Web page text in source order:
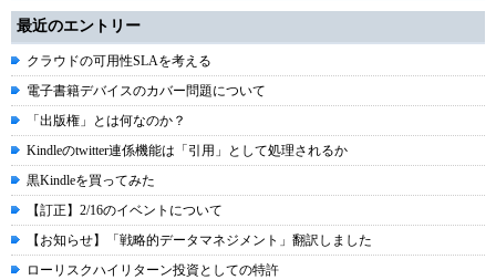
最近のエントリー
クラウドの可用性SLAを考える
電子書籍デバイスのカバー問題について
「出版権」とは何なのか？
Kindleのtwitter連係機能は「引用」として処理されるか
黒Kindleを買ってみた
【訂正】2/16のイベントについて
【お知らせ】「戦略的データマネジメント」翻訳しました
ローリスクハイリターン投資としての特許